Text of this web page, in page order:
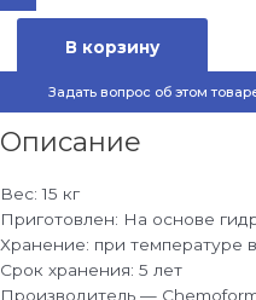
В корзину
Задать вопрос об этом
Описание
Вес: 15 кг
Приготовлен: На основе
Хранение: при температуре
Срок хранения: 5 лет
Производитель —